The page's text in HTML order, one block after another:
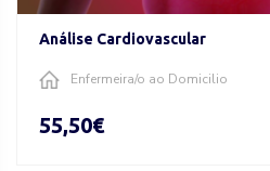
Análise Cardiovascular
Enfermeira/o ao Domicilio
55,50€